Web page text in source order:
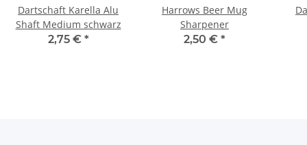
Dartschaft Karella Alu
Shaft Medium schwarz
2,75 € *
Harrows Beer Mug
Sharpener
2,50 € *